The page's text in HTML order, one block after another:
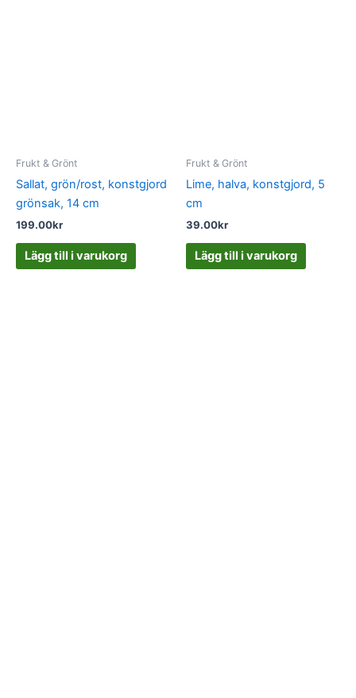
Frukt & Grönt
Sallat, grön/rost, konstgjord
grönsak, 14 cm
199.00kr
Lägg till i varukorg
Frukt & Grönt
Lime, halva, konstgjord, 5
cm
39.00kr
Lägg till i varukorg